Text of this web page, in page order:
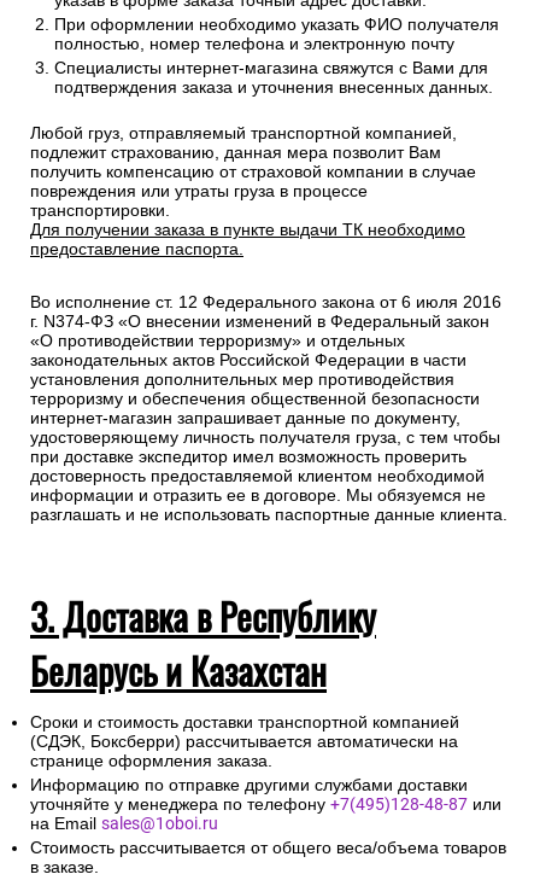
При оформлении необходимо указать ФИО получателя
полностью, номер телефона и электронную почту
Специалисты интернет-магазина свяжутся с Вами для
подтверждения заказа и уточнения внесенных данных.
Любой груз, отправляемый транспортной компанией,
подлежит страхованию, данная мера позволит Вам
получить компенсацию от страховой компании в случае
повреждения или утраты груза в процессе
транспортировки.
Для получении заказа в пункте выдачи ТК необходимо
предоставление паспорта.
Во исполнение ст. 12 Федерального закона от 6 июля 2016
г. N374-ФЗ «О внесении изменений в Федеральный закон
«О противодействии терроризму» и отдельных
законодательных актов Российской Федерации в части
установления дополнительных мер противодействия
терроризму и обеспечения общественной безопасности
интернет-магазин запрашивает данные по документу,
удостоверяющему личность получателя груза, с тем чтобы
при доставке экспедитор имел возможность проверить
достоверность предоставляемой клиентом необходимой
информации и отразить ее в договоре. Мы обязуемся не
разглашать и не использовать паспортные данные клиента.
3. Доставка в Республику
Беларусь и Казахстан
Сроки и стоимость доставки транспортной компанией
(СДЭК, Боксберри) рассчитывается автоматически на
странице оформления заказа.
Информацию по отправке другими службами доставки
уточняйте у менеджера по телефону +7(495)128-48-87 или
на Email sales@1oboi.ru
Стоимость рассчитывается от общего веса/объема товаров
в заказе.